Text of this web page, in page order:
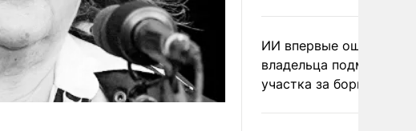
ИИ впервые
владельца
участка за борщевик